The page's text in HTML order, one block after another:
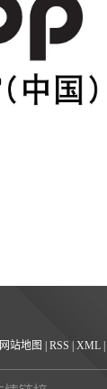
网站地图 RSS XML